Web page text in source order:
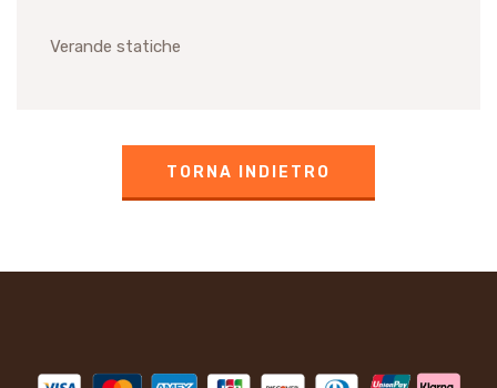
Verande statiche
TORNA INDIETRO